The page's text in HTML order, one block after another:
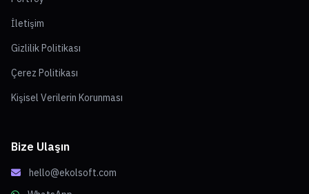
İletişim
Gizlilik Politikası
Çerez Politikası
Kişisel Verilerin Korunması
Bize Ulaşın
hello@ekolsoft.com